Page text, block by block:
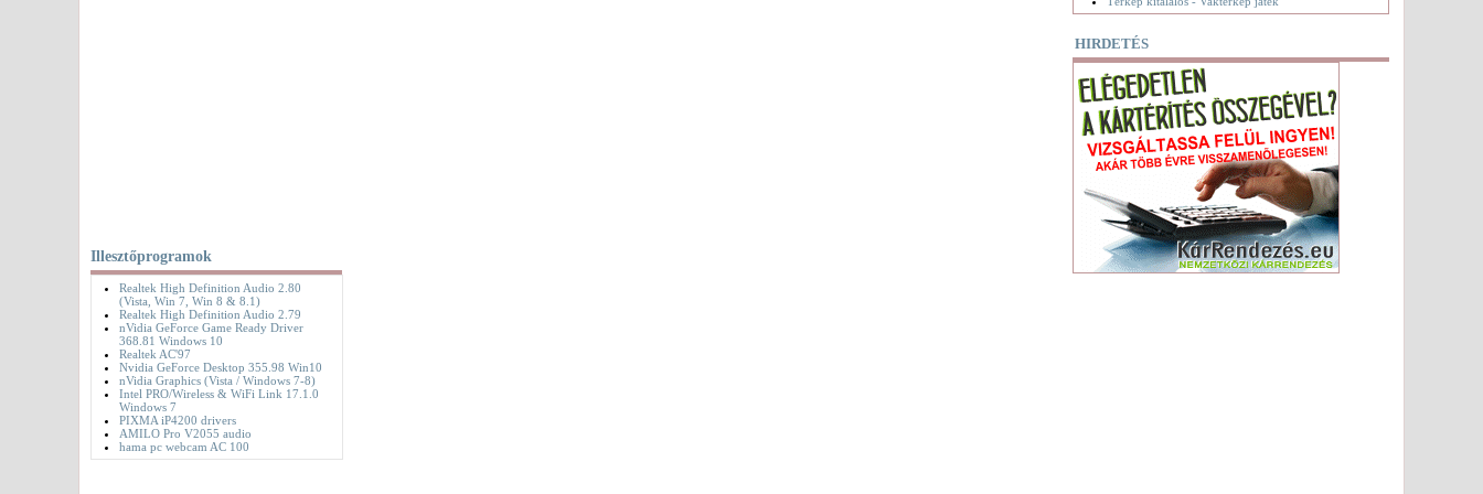
Illesztőprogramok
Realtek High Definition Audio 2.80
(Vista, Win 7, Win 8 & 8.1)
Realtek High Definition Audio 2.79
nVidia GeForce Game Ready Driver
368.81 Windows 10
Realtek AC'97
Nvidia GeForce Desktop 355.98 Win10
nVidia Graphics (Vista / Windows 7-8)
Intel PRO/Wireless & WiFi Link 17.1.0
Windows 7
PIXMA iP4200 drivers
AMILO Pro V2055 audio
hama pc webcam AC 100
HIRDETÉS